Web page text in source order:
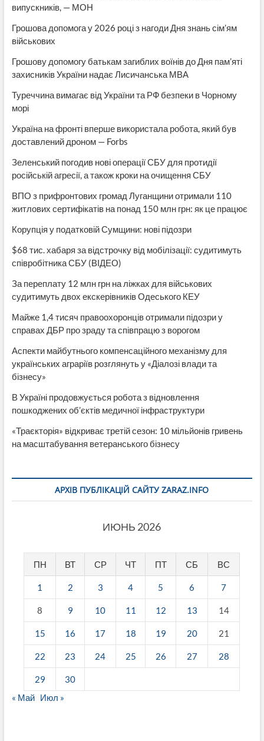
випускників, — МОН
Грошова допомога у 2026 році з нагоди Дня знань сім’ям
військових
Грошову допомогу батькам загиблих воїнів до Дня пам’яті
захисників України надає Лисичанська МВА
Туреччина вимагає від України та РФ безпеки в Чорному
морі
Україна на фронті вперше використала робота, який був
доставлений дроном — Forbs
Зеленський погодив нові операції СБУ для протидії
російській агресії, а також кроки на очищення СБУ
ВПО з прифронтових громад Луганщини отримали 110
житлових сертифікатів на понад 150 млн грн: як це працює
Корупція у податковій Сумщини: нові підозри
$68 тис. хабаря за відстрочку від мобілізації: судитимуть
співробітника СБУ (ВІДЕО)
За переплату 12 млн грн на ліжках для військових
судитимуть двох екскерівників Одеського КЕУ
Майже 1,4 тисяч правоохоронців отримали підозри у
справах ДБР про зраду та співпрацю з ворогом
Аспекти майбутнього компенсаційного механізму для
українських аграріїв розглянуть у «Діалозі влади та
бізнесу»
В Україні продовжується робота з відновлення
пошкоджених об’єктів медичної інфраструктури
«Траєкторія» відкриває третій сезон: 10 мільйонів гривень
на масштабування ветеранського бізнесу
АРХІВ ПУБЛІКАЦІЙ САЙТУ ZARAZ.INFO
ИЮНЬ 2026
ПН ВТ СР ЧТ ПТ СБ ВС
1 2 3 4 5 6 7
8 9 10 11 12 13 14
15 16 17 18 19 20 21
22 23 24 25 26 27 28
29
30
« Май Июл »